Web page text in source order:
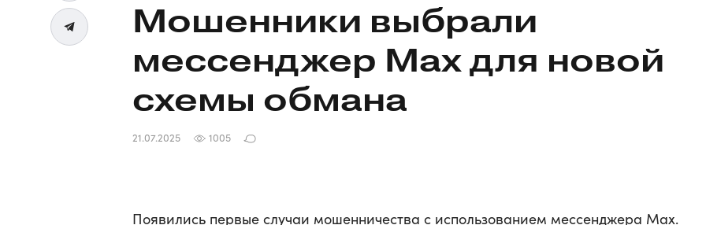
Мошенники выбрали
мессенджер Max для новой
схемы обмана
21.07.2025 1005
Появились первые случаи мошенничества с использованием мессенджера Max.